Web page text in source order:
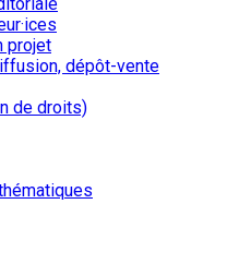
projet
dépôt-vente
de droits)